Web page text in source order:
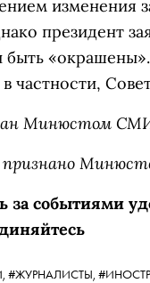
изменения
президент
«окрашены».
в частности,
Минюстом
за событиями
#ЖУРНАЛИСТЫ,